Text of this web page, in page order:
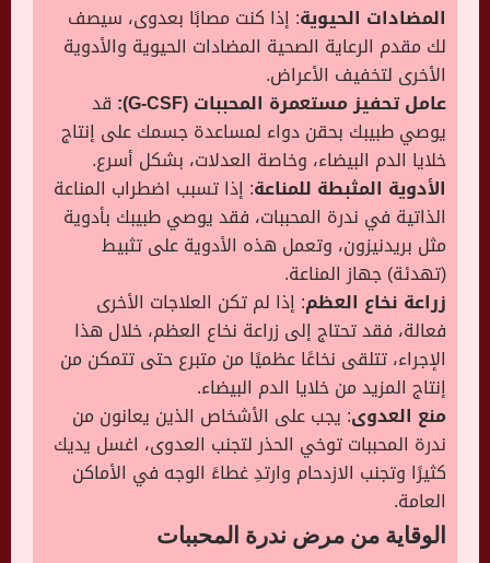
المضادات الحيوية: إذا كنت مصابًا بعدوى، سيصف
لك مقدم الرعاية الصحية المضادات الحيوية والأدوية
الأخرى لتخفيف الأعراض.
عامل تحفيز مستعمرة المحببات (G-CSF):
قد
يوصي طبيبك بحقن دواء لمساعدة جسمك على إنتاج
خلايا الدم البيضاء، وخاصة العدلات، بشكل أسرع.
الأدوية المثبطة للمناعة: إذا تسبب اضطراب المناعة
الذاتية في ندرة المحببات، فقد يوصي طبيبك بأدوية
مثل بريدنيزون، وتعمل هذه الأدوية على تثبيط
(تهدئة) جهاز المناعة.
زراعة نخاع العظم: إذا لم تكن العلاجات الأخرى
فعالة، فقد تحتاج إلى زراعة نخاع العظم، خلال هذا
الإجراء، تتلقى نخاعًا عظميًا من متبرع حتى تتمكن من
إنتاج المزيد من خلايا الدم البيضاء.
منع العدوى: يجب على الأشخاص الذين يعانون من
ندرة المحببات توخي الحذر لتجنب العدوى، اغسل يديك
كثيرًا وتجنب الازدحام وارتدِ غطاءً الوجه في الأماكن
العامة.
الوقاية من مرض ندرة المحببات